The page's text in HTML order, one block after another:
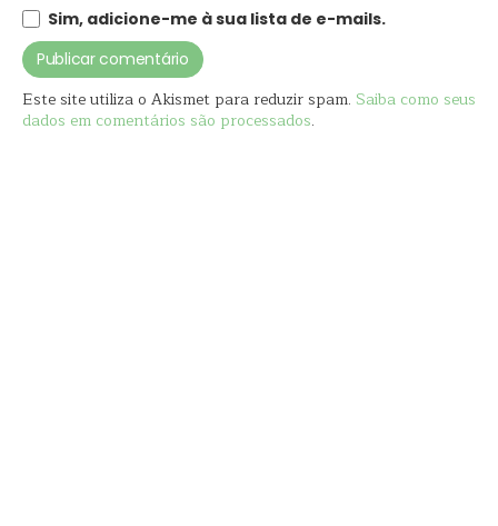
Sim, adicione-me à sua lista de e-mails.
Este site utiliza o Akismet para reduzir spam. Saiba como seus
dados em comentários são processados.